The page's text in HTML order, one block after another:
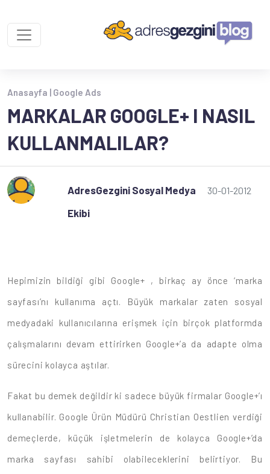
Anasayfa | Google Ads
MARKALAR GOOGLE+ I NASIL
KULLANMALILAR?
AdresGezgini Sosyal Medya
Ekibi
30-01-2012
Hepimizin bildiği gibi Google+ , birkaç ay önce ‘marka
sayfası’nı kullanıma açtı. Büyük markalar zaten sosyal
medyadaki kullanıcılarına erişmek için birçok platformda
çalışmalarını devam ettirirken Google+’a da adapte olma
sürecini kolayca aştılar.
Fakat bu demek değildir ki sadece büyük firmalar Google+’ı
kullanabilir. Google Ürün Müdürü Christian Oestlien verdiği
demeçlerde, küçük işletmelerin de kolayca Google+’da
marka sayfası sahibi olabileceklerini belirtiyor. Bu